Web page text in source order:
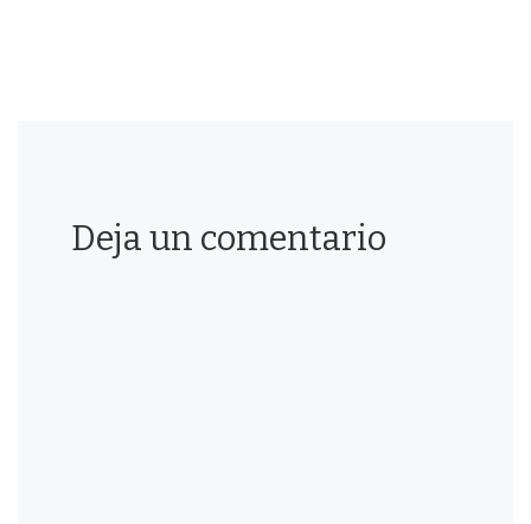
Deja un comentario